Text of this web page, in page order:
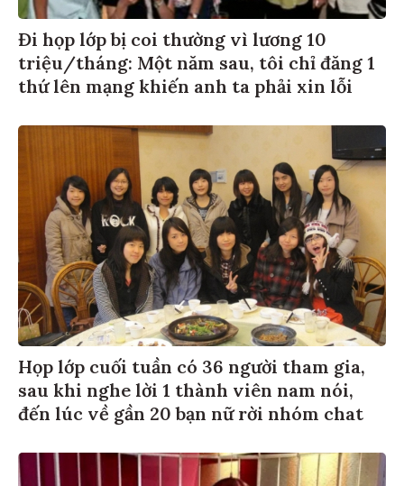
Đi họp lớp bị coi thường vì lương 10
triệu/tháng: Một năm sau, tôi chỉ đăng 1
thứ lên mạng khiến anh ta phải xin lỗi
Họp lớp cuối tuần có 36 người tham gia,
sau khi nghe lời 1 thành viên nam nói,
đến lúc về gần 20 bạn nữ rời nhóm chat